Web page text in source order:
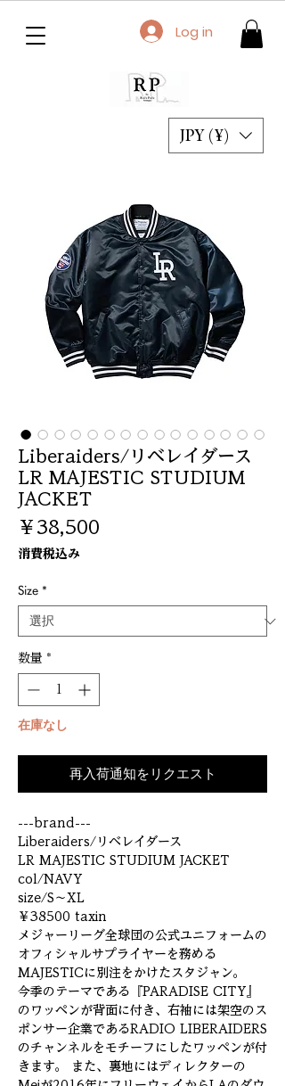
JPY (¥)
Log in
Liberaiders/リベレイダース
LR MAJESTIC STUDIUM
JACKET
￥38,500
消費税込み
Size *
数量 *
在庫なし
再入荷通知をリクエスト
---brand---
Liberaiders/リベレイダース
LR MAJESTIC STUDIUM JACKET
col/NAVY
size/S～XL
￥38500 taxin
メジャーリーグ全球団の公式ユニフォームの
オフィシャルサプライヤーを務める
MAJESTICに別注をかけたスタジャン。
今季のテーマである『PARADISE CITY』
のワッペンが背面に付き、右袖には架空のス
ポンサー企業であるRADIO LIBERAIDERS
のチャンネルをモチーフにしたワッペンが付
きます。 また、裏地にはディレクターの